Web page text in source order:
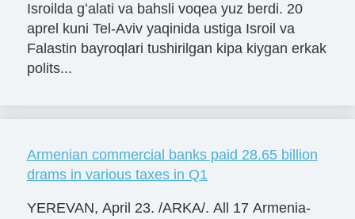
Isroilda gʻalati va bahsli voqea yuz berdi. 20
aprel kuni Tel-Aviv yaqinida ustiga Isroil va
Falastin bayroqlari tushirilgan kipa kiygan erkak
polits...
Armenian commercial banks paid 28.65 billion
drams in various taxes in Q1
YEREVAN, April 23. /ARKA/. All 17 Armenia-